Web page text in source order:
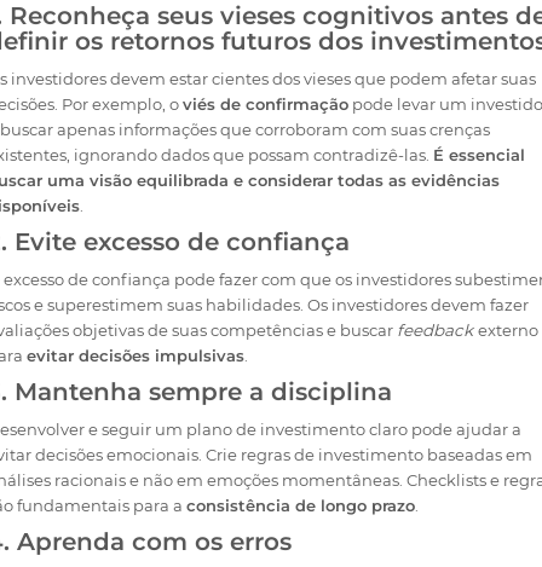
Reconheça seus vieses cognitivos antes
os retornos futuros dos
investidores devem estar cientes dos vieses que podem afetar suas
Por exemplo, oviés de confirmaçãopode levar um
apenas informações que corroboram com suas crenças
ignorando dados que possam contradizê-las. É essencial
uma visão equilibrada e considerar todas as evidências
.
Evite excesso de confiança
excesso de confiança pode fazer com que os investidores
e superestimem suas habilidades. Os investidores devem fazer
objetivas de suas competências e buscar feedbackexterno
evitar decisões impulsivas.
Mantenha sempre a disciplina
e seguir um plano de investimento claro pode ajudar a
decisões emocionais. Crie regras de investimento baseadas em
racionais e não em emoções momentâneas. Checklists e
fundamentais para a consistência de longo prazo.
Aprenda com os erros